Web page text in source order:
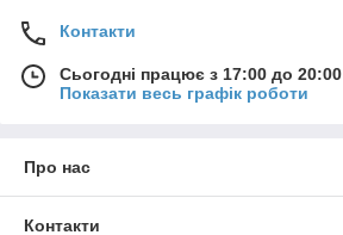
Контакти
Сьогодні працює з 17:00 до 20:00
Показати весь графік роботи
Про нас
Контакти